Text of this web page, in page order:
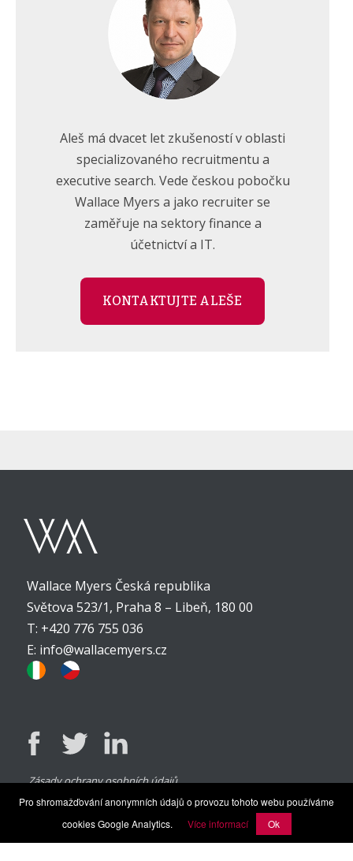
Aleš má dvacet let zkušeností v oblasti
specializovaného recruitmentu a
executive search. Vede českou pobočku
Wallace Myers a jako recruiter se
zaměřuje na sektory finance a
účetnictví a IT.
KONTAKTUJTE ALEŠE
Zásady ochrany osobních údajů
Wallace Myers Česká republika
Světova 523/1, Praha 8 – Libeň, 180 00
T: +420 776 755 036
E: info@wallacemyers.cz
Pro shromažďování anonymních údajů o provozu tohoto webu používáme
cookies Google Analytics.
Více informací Ok